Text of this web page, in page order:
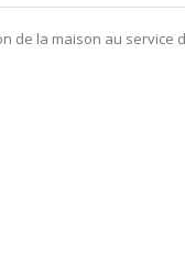
de la maison au service